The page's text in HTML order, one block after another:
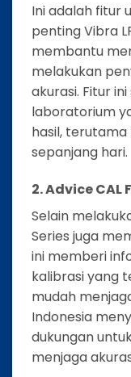
Ini adalah fitur
penting Vibra
membantu
melakukan
akurasi. Fitur
laboratorium
hasil,
sepanjang hari.
2. Advice CAL
Selain
Series juga
ini memberi
kalibrasi yang
mudah
Indonesia
dukungan
menjaga